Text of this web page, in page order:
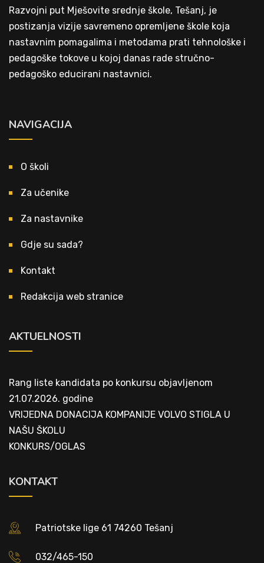
Razvojni put Mješovite srednje škole, Tešanj, je
postizanja vizije savremeno opremljene škole koja
nastavnim pomagalima i metodama prati tehnološke i
pedagoške tokove u kojoj danas rade stručno-
pedagoško educirani nastavnici.
NAVIGACIJA
O školi
Za učenike
Za nastavnike
Gdje su sada?
Kontakt
Redakcija web stranice
AKTUELNOSTI
Rang liste kandidata po konkursu objavljenom
21.07.2026. godine
VRIJEDNA DONACIJA KOMPANIJE VOLVO STIGLA U
NAŠU ŠKOLU
KONKURS/OGLAS
KONTAKT
Patriotske lige 61 74260 Tešanj
032/465-150